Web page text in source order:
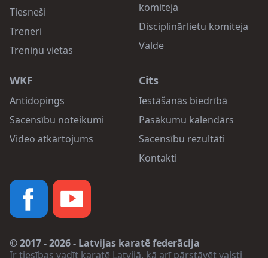
Tiesneši
Treneri
Treniņu vietas
komiteja
Disciplinārlietu komiteja
Valde
WKF
Antidopings
Sacensību noteikumi
Video atkārtojums
Cits
Iestāšanās biedrībā
Pasākumu kalendārs
Sacensību rezultāti
Kontakti
© 2017 - 2026 - Latvijas karatē federācija
Ir tiesības vadīt karatē Latvijā, kā arī pārstāvēt valsti